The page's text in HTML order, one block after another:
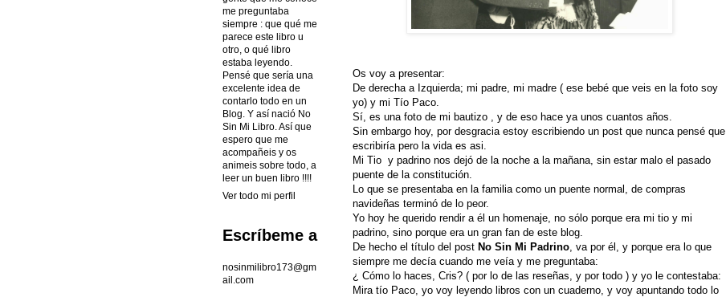
Os voy a presentar:
De derecha a Izquierda; mi padre, mi madre ( ese bebé que veis en la foto soy
yo) y mi Tío Paco.
Sí, es una foto de mi bautizo , y de eso hace ya unos cuantos años.
Sin embargo hoy, por desgracia estoy escribiendo un post que nunca pensé que
escribiría pero la vida es asi.
Mi Tio y padrino nos dejó de la noche a la mañana, sin estar malo el pasado
puente de la constitución.
Lo que se presentaba en la familia como un puente normal, de compras
navideñas terminó de lo peor.
Yo hoy he querido rendir a él un homenaje, no sólo porque era mi tio y mi
padrino, sino porque era un gran fan de este blog.
De hecho el título del post No Sin Mi Padrino , va por él, y porque era lo que
siempre me decía cuando me veía y me preguntaba:
¿ Cómo lo haces, Cris? ( por lo de las reseñas, y por todo ) y yo le contestaba:
Mira tío Paco, yo voy leyendo libros con un cuaderno, y voy apuntando todo lo
me preguntaba
siempre : que qué me
parece este libro u
otro, o qué libro
estaba leyendo.
Pensé que sería una
excelente idea de
contarlo todo en un
Blog. Y así nació No
Sin Mi Libro. Así que
espero que me
acompañeis y os
animeis sobre todo, a
leer un buen libro !!!!
Ver todo mi perfil
Escríbeme a
nosinmilibro173@gm
ail.com